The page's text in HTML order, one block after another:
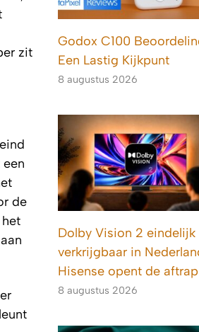
zit
de
Godox C100
Een Lastig Kijkpunt
8 augustus 2026
Dolby Vision 2 eindelijk
verkrijgbaar in
Hisense opent de aftrap
8 augustus 2026